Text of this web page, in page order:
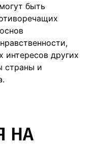
быть
интересов других
страны и
НА